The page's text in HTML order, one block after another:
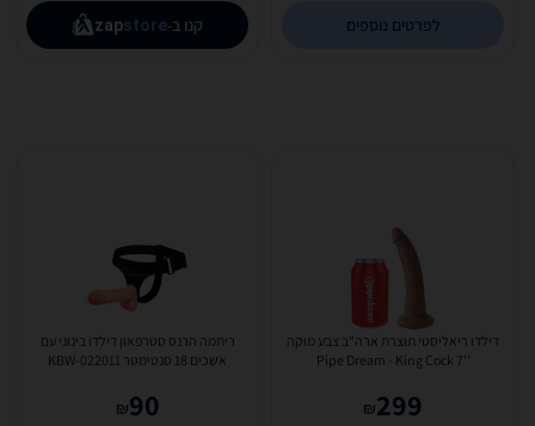
לפרטים נוספים קנו ב- zapstore
דילדו ריאליסטי תוצרת ארה"ב צבע מוקה
''Pipe Dream - King Cock 7
299
₪
ריתמה הרנס סטרפאון דילדו בינוני עם
אשכים 18 סנטימטר KBW-022011
90
₪